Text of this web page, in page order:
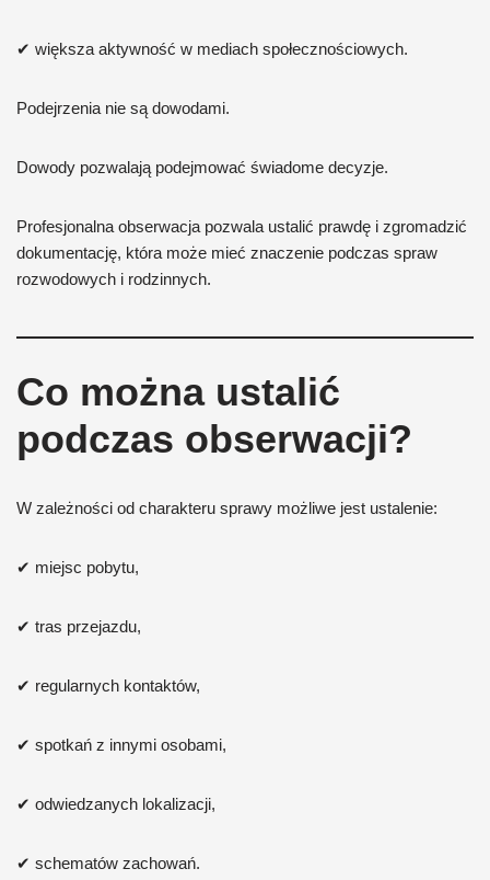
✔ większa aktywność w mediach społecznościowych.
Podejrzenia nie są dowodami.
Dowody pozwalają podejmować świadome decyzje.
Profesjonalna obserwacja pozwala ustalić prawdę i zgromadzić
dokumentację, która może mieć znaczenie podczas spraw
rozwodowych i rodzinnych.
Co można ustalić
podczas obserwacji?
W zależności od charakteru sprawy możliwe jest ustalenie:
✔ miejsc pobytu,
✔ tras przejazdu,
✔ regularnych kontaktów,
✔ spotkań z innymi osobami,
✔ odwiedzanych lokalizacji,
✔ schematów zachowań.